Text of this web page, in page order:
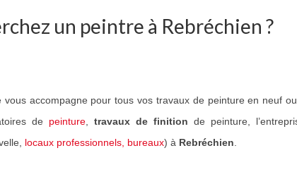
un peintre à Rebréchien ?
vous accompagne pour tous vos travaux de peinture en neuf
de peinture, travaux de finition de peinture,
locaux professionnels, bureaux) à Rebréchien